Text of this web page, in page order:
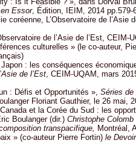
Essor, Édition, IEIM, 2014 pp.579-
coréenne, L’Observatoire de l’Asie
de l’Asie de l’Est, CEIM-
culturelles » (le co-auteur,
: les conséquences
de l’Est, CEIM-UQAM, mars
: Défis et Opportunités », Séries de
Floriant Gauthier, le 26 mai,
et la Corée du Sud : les
Boulanger (dir.) Christophe
transpacifique, Montréal,
» (co-auteur Pierre Fortin) le Devoir